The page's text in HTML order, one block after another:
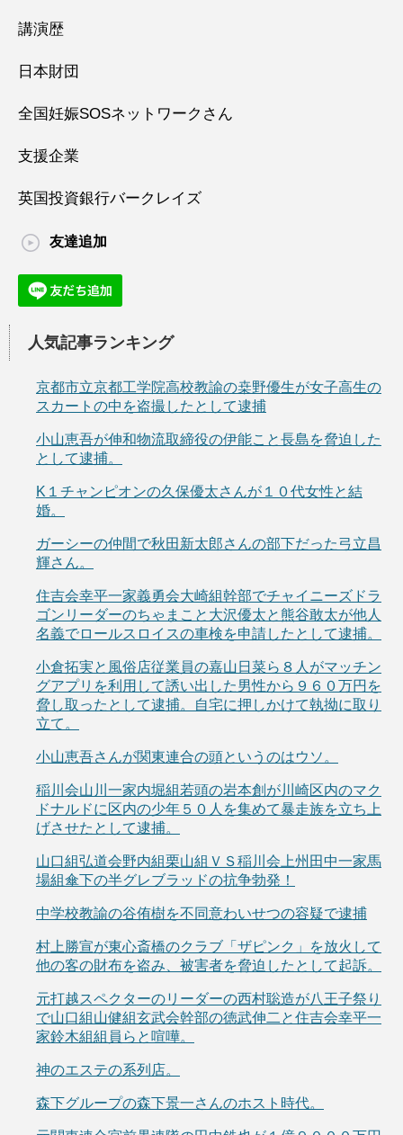
講演歴
日本財団
全国妊娠SOSネットワークさん
支援企業
英国投資銀行バークレイズ
友達追加
人気記事ランキング
京都市立京都工学院高校教諭の桒野優生が女子高生の
スカートの中を盗撮したとして逮捕
小山恵吾が伸和物流取締役の伊能こと長島を脅迫した
として逮捕。
K１チャンピオンの久保優太さんが１０代女性と結
婚。
ガーシーの仲間で秋田新太郎さんの部下だった弓立昌
輝さん。
住吉会幸平一家義勇会大崎組幹部でチャイニーズドラ
ゴンリーダーのちゃまこと大沢優太と熊谷敢太が他人
名義でロールスロイスの車検を申請したとして逮捕。
小倉拓実と風俗店従業員の嘉山日菜ら８人がマッチン
グアプリを利用して誘い出した男性から９６０万円を
脅し取ったとして逮捕。自宅に押しかけて執拗に取り
立て。
小山恵吾さんが関東連合の頭というのはウソ。
稲川会山川一家内堀組若頭の岩本創が川崎区内のマク
ドナルドに区内の少年５０人を集めて暴走族を立ち上
げさせたとして逮捕。
山口組弘道会野内組栗山組ＶＳ稲川会上州田中一家馬
場組傘下の半グレブラッドの抗争勃発！
中学校教諭の谷侑樹を不同意わいせつの容疑で逮捕
村上勝宣が東心斎橋のクラブ「ザピンク」を放火して
他の客の財布を盗み、被害者を脅迫したとして起訴。
元打越スペクターのリーダーの西村聡造が八王子祭り
で山口組山健組玄武会幹部の徳武伸二と住吉会幸平一
家鈴木組組員らと喧嘩。
神のエステの系列店。
森下グループの森下景一さんのホスト時代。